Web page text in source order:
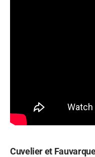
Cuvelier et